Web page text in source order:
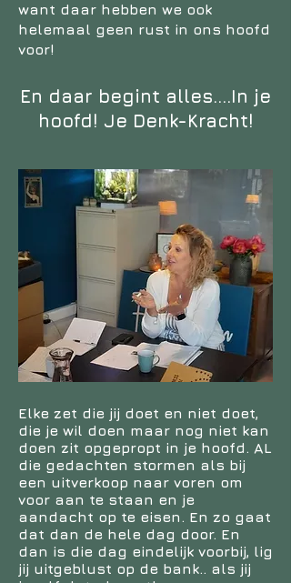
want daar hebben we ook
helemaal geen rust in ons hoofd
voor!
En daar begint alles….In je
hoofd! Je Denk-Kracht!
Elke zet die jij doet en niet doet,
die je wil doen maar nog niet kan
doen zit opgepropt in je hoofd. AL
die gedachten stormen als bij
een uitverkoop naar voren om
voor aan te staan en je
aandacht op te eisen. En zo gaat
dat dan de hele dag door. En
dan is die dag eindelijk voorbij, lig
jij uitgeblust op de bank.. als jij